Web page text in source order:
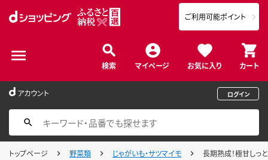
検索 マイページ お気に入り カート
ご利用可能ポイント
アカウント ログイン
トップページ 野菜類 じゃがいも・サツマイモ 長期熟成！極甘しっ